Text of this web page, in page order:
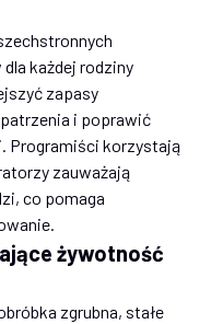
każdej rodziny
zapasy
i poprawić
Programiści korzystają
zauważają
co pomaga
żywotność
zgrubna, stałe